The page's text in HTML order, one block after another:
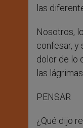
las
Nosotros,
confesar, y
dolor de lo
las
PENSAR
¿Qué dijo